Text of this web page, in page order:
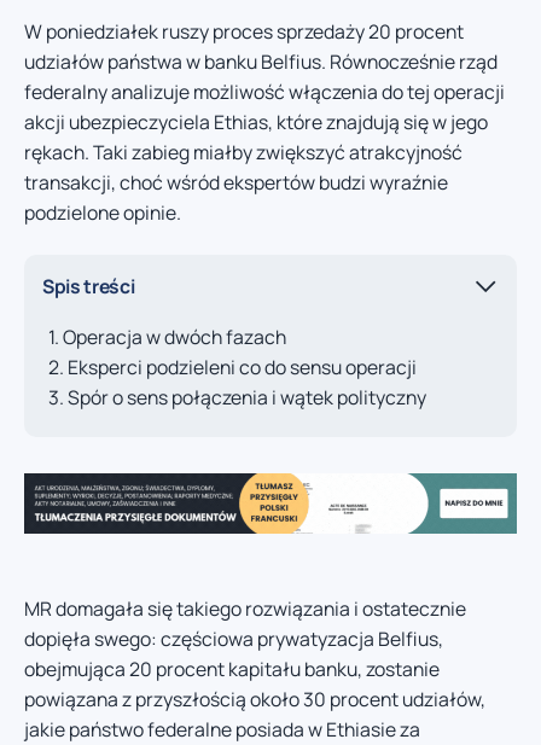
W poniedziałek ruszy proces sprzedaży 20 procent
udziałów państwa w banku Belfius. Równocześnie rząd
federalny analizuje możliwość włączenia do tej operacji
akcji ubezpieczyciela Ethias, które znajdują się w jego
rękach. Taki zabieg miałby zwiększyć atrakcyjność
transakcji, choć wśród ekspertów budzi wyraźnie
podzielone opinie.
Spis treści
Operacja w dwóch fazach
Eksperci podzieleni co do sensu operacji
Spór o sens połączenia i wątek polityczny
MR domagała się takiego rozwiązania i ostatecznie
dopięła swego: częściowa prywatyzacja Belfius,
obejmująca 20 procent kapitału banku, zostanie
powiązana z przyszłością około 30 procent udziałów,
jakie państwo federalne posiada w Ethiasie za